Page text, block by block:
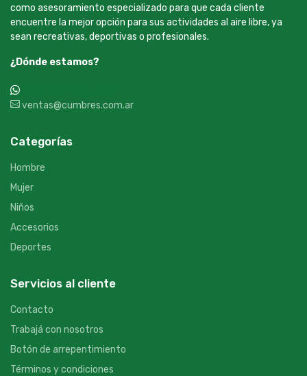
como asesoramiento especializado para que cada cliente
encuentre la mejor opción para sus actividades al aire libre, ya
sean recreativas, deportivas o profesionales.
¿Dónde estamos?
ventas@cumbres.com.ar
Categorías
Hombre
Mujer
Niños
Accesorios
Deportes
Servicios al cliente
Contacto
Trabajá con nosotros
Botón de arrepentimiento
Términos y condiciones